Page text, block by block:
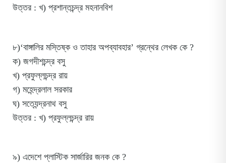
উত্তর : খ) প্রশান্তচন্দ্র মহনানবিশ
৮)‘বাঙ্গালির মস্তিষ্ক ও তাহার অপব্যাবহার’ গ্রন্থের লেখক কে ?
ক) জগদীশচন্দ্র বসু
খ) প্রফুল্লচন্দ্র রায়
গ) মহেন্দ্রলাল সরকার
ঘ) সত্যেন্দ্রনাথ বসু
উত্তর : খ) প্রফুল্লচন্দ্র রায়
৯) এদেশে প্লাস্টিক সার্জারির জনক কে ?